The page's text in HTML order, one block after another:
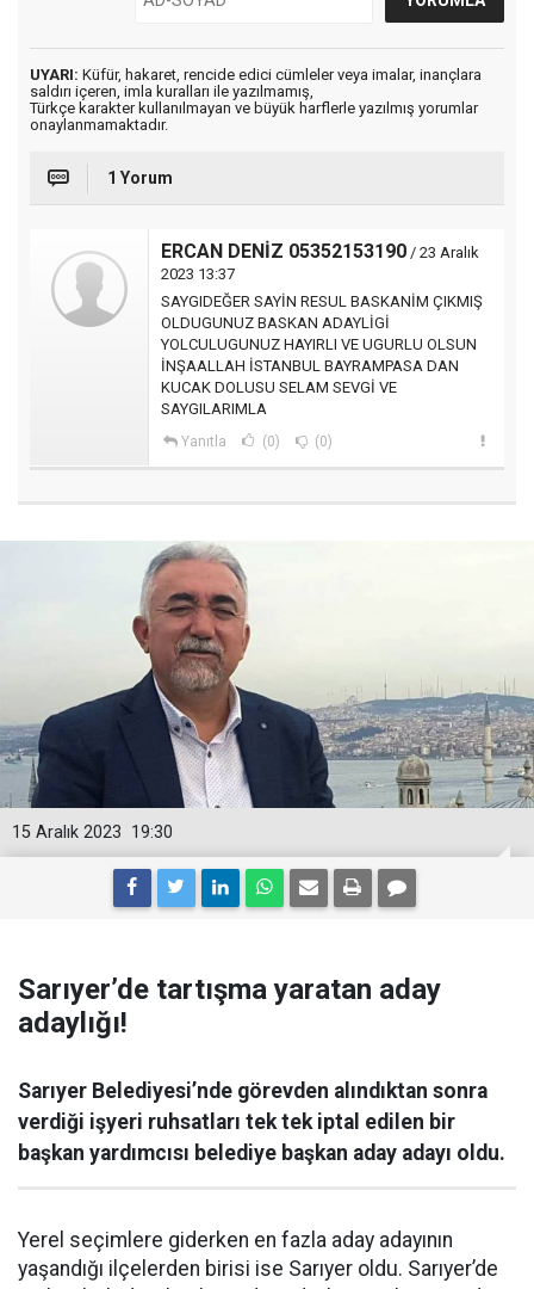
UYARI: Küfür, hakaret, rencide edici cümleler veya imalar, inançlara
saldırı içeren, imla kuralları ile yazılmamış,
Türkçe karakter kullanılmayan ve büyük harflerle yazılmış yorumlar
onaylanmamaktadır.
1 Yorum
ERCAN DENİZ 05352153190 / 23 Aralık
2023 13:37
SAYGIDEĞER SAYİN RESUL BASKANİM ÇIKMIŞ
OLDUGUNUZ BASKAN ADAYLİGİ
YOLCULUGUNUZ HAYIRLI VE UGURLU OLSUN
İNŞAALLAH İSTANBUL BAYRAMPASA DAN
KUCAK DOLUSU SELAM SEVGİ VE
SAYGILARIMLA
Yanıtla (0) (0)
19:30
15 Aralık 2023
Sarıyer’de tartışma yaratan aday
adaylığı!
Sarıyer Belediyesi’nde görevden alındıktan sonra
verdiği işyeri ruhsatları tek tek iptal edilen bir
başkan yardımcısı belediye başkan aday adayı oldu.
Yerel seçimlere giderken en fazla aday adayının
yaşandığı ilçelerden birisi ise Sarıyer oldu. Sarıyer’de